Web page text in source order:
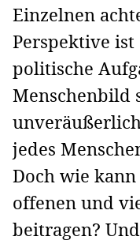
Einzelnen
Perspektive ist
politische
Menschenbild
jedes
Doch wie
offenen und
beitragen?